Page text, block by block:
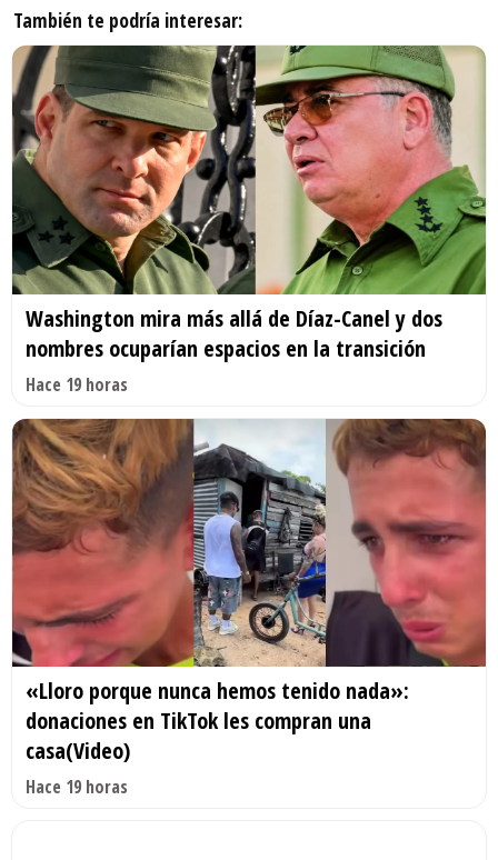
También te podría interesar:
Washington mira más allá de Díaz-Canel y dos
nombres ocuparían espacios en la transición
Hace 19 horas
«Lloro porque nunca hemos tenido nada»:
donaciones en TikTok les compran una
casa(Video)
Hace 19 horas